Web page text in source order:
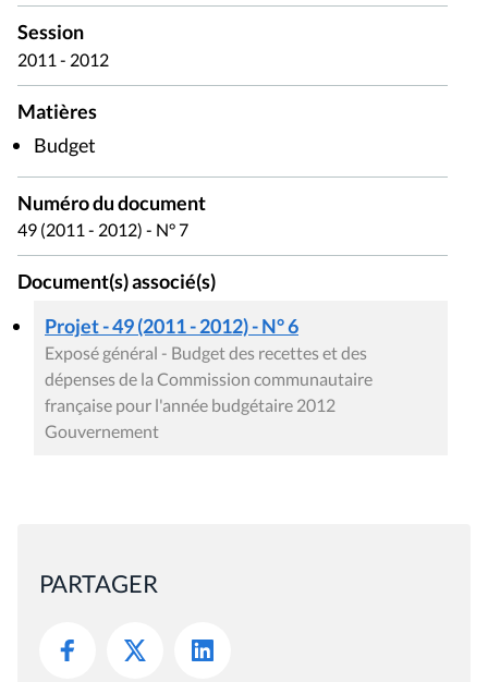
Session
2011 - 2012
Matières
Budget
Numéro du document
49 (2011 - 2012) - N° 7
Document(s) associé(s)
Projet - 49 (2011 - 2012) - N° 6
Exposé général - Budget des recettes et des
dépenses de la Commission communautaire
française pour l'année budgétaire 2012
Gouvernement
PARTAGER